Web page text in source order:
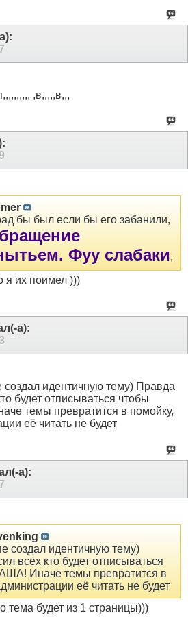
,в,,,,,в,,,
бы был если бы его забанили,
Фуу слабаки,
я их поимел )))
а):
идентичную тему) Правда
будет отписываться чтобы
темы превратится в помойку,
её читать не будет
а):
создал идентичную тему)
всех кто будет отписываться
Иначе темы превратится в
её читать не будет
тема будет из 1 страницы)))